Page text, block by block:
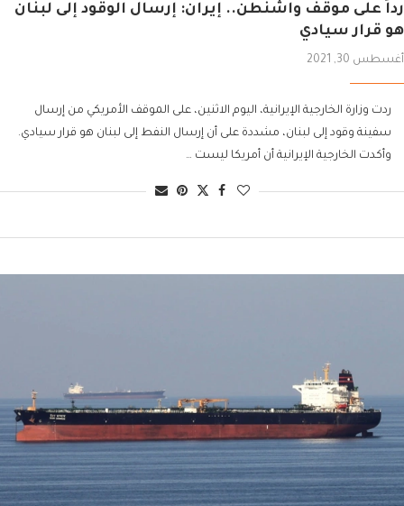
رداً على موقف واشنطن.. إيران: إرسال الوقود إلى لبنان
هو قرار سيادي
أغسطس 30, 2021
ردت وزارة الخارجية الإيرانية، اليوم الاثنين، على الموقف الأمريكي من إرسال
سفينة وقود إلى لبنان، مشددة على أن إرسال النفط إلى لبنان هو قرار سيادي.
وأكدت الخارجية الإيرانية أن أمريكا ليست …